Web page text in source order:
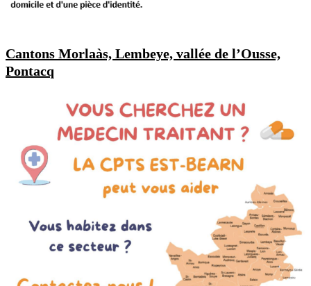
Cantons Morlaàs, Lembeye, vallée de l’Ousse,
Pontacq